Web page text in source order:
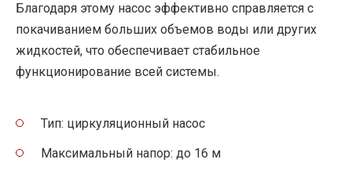
Благодаря этому насос эффективно справляется с
покачиванием больших объемов воды или других
жидкостей, что обеспечивает стабильное
функционирование всей системы.
Тип: циркуляционный насос
Максимальный напор: до 16 м